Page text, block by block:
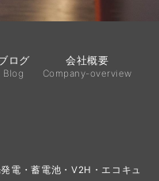
ログ
Blog
会社概要
Company-overview
電・蓄電池・V2H・エコキュ